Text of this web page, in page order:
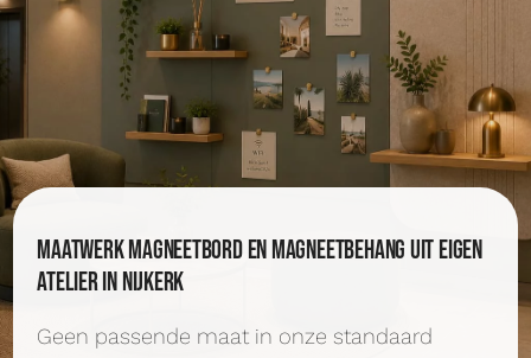
Maatwerk magneetbord en magneetbehang uit eigen
atelier in Nijkerk
Geen passende maat in onze standaard